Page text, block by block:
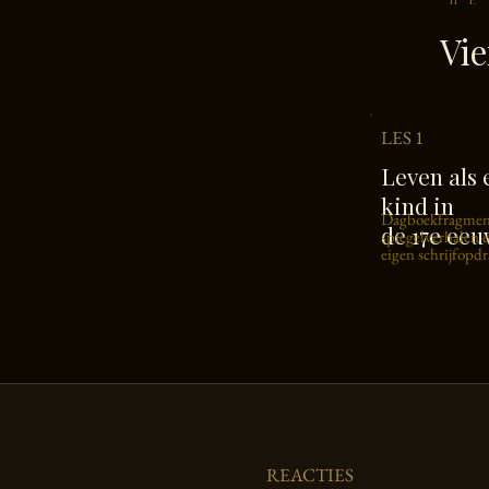
LES 1
Leven als
kind in
de 17e
spiegelverhalen
eigen
REACTIES